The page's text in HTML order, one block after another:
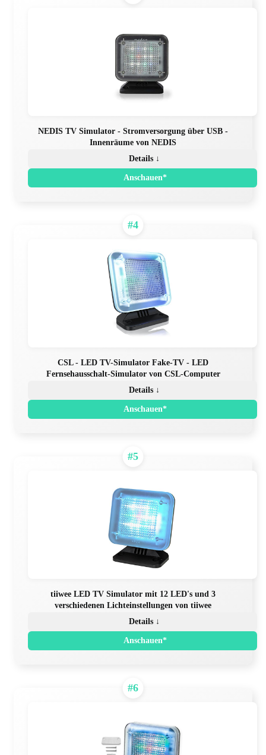
NEDIS TV Simulator - Stromversorgung über USB -
Innenräume von NEDIS
Details ↓
Anschauen*
#4
CSL - LED TV-Simulator Fake-TV - LED
Fernsehausschalt-Simulator von CSL-Computer
Details ↓
Anschauen*
#5
tiiwee LED TV Simulator mit 12 LED's und 3
verschiedenen Lichteinstellungen von tiiwee
Details ↓
Anschauen*
#6